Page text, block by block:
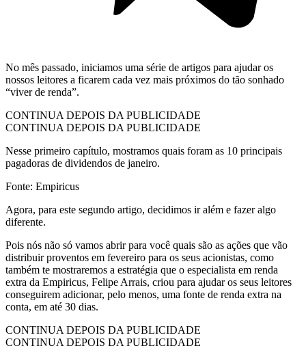
No mês passado, iniciamos uma série de artigos para ajudar os
nossos leitores a ficarem cada vez mais próximos do tão sonhado
“viver de renda”.
CONTINUA DEPOIS DA PUBLICIDADE
CONTINUA DEPOIS DA PUBLICIDADE
Nesse primeiro capítulo, mostramos quais foram as 10 principais
pagadoras de dividendos de janeiro.
Fonte: Empiricus
Agora, para este segundo artigo, decidimos ir além e fazer algo
diferente.
Pois nós não só vamos abrir para você quais são as ações que vão
distribuir proventos em fevereiro para os seus acionistas, como
também te mostraremos a estratégia que o especialista em renda
extra da Empiricus, Felipe Arrais, criou para ajudar os seus leitores
conseguirem adicionar, pelo menos, uma fonte de renda extra na
conta, em até 30 dias.
CONTINUA DEPOIS DA PUBLICIDADE
CONTINUA DEPOIS DA PUBLICIDADE